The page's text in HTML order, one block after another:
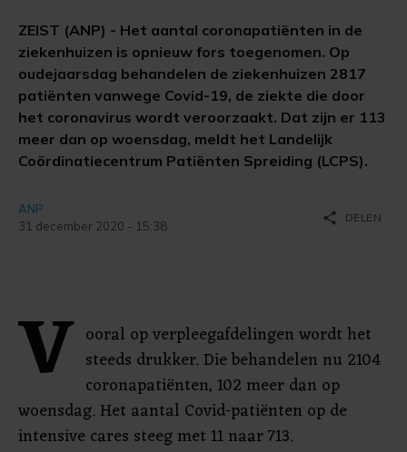
ZEIST (ANP) - Het aantal coronapatiënten in de
ziekenhuizen is opnieuw fors toegenomen. Op
oudejaarsdag behandelen de ziekenhuizen 2817
patiënten vanwege Covid-19, de ziekte die door
het coronavirus wordt veroorzaakt. Dat zijn er 113
meer dan op woensdag, meldt het Landelijk
Coördinatiecentrum Patiënten Spreiding (LCPS).
ANP
31 december 2020 - 15:38
share DELEN
V ooral op verpleegafdelingen wordt het
steeds drukker. Die behandelen nu 2104
coronapatiënten, 102 meer dan op
woensdag. Het aantal Covid-patiënten op de
intensive cares steeg met 11 naar 713.